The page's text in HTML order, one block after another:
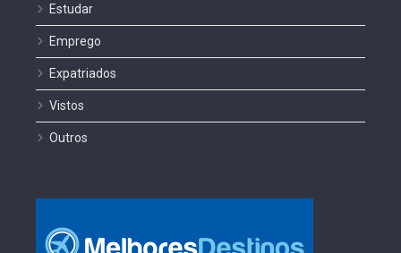
Estudar
Emprego
Expatriados
Vistos
Outros